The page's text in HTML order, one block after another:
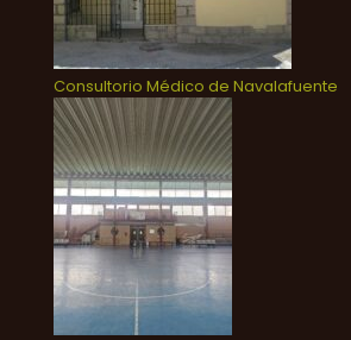
Consultorio Médico de Navalafuente